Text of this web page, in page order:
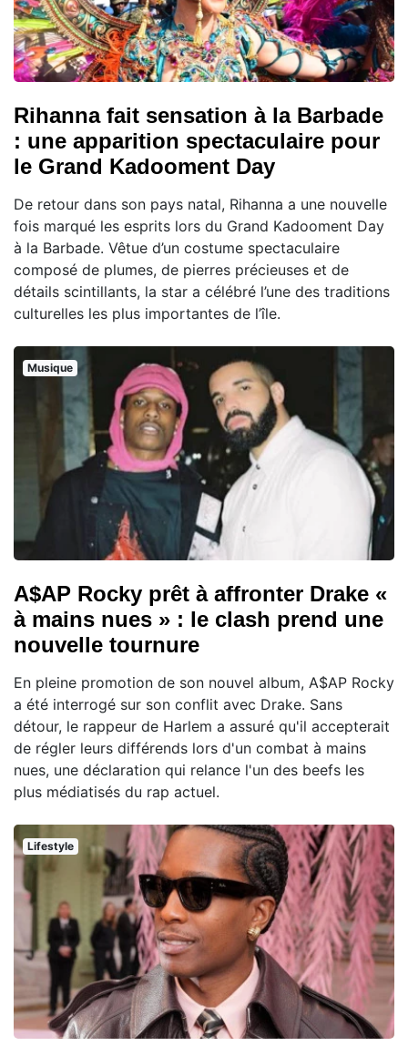
Rihanna fait sensation à la Barbade
: une apparition spectaculaire pour
le Grand Kadooment Day
De retour dans son pays natal, Rihanna a une nouvelle
fois marqué les esprits lors du Grand Kadooment Day
à la Barbade. Vêtue d’un costume spectaculaire
composé de plumes, de pierres précieuses et de
détails scintillants, la star a célébré l’une des traditions
culturelles les plus importantes de l’île.
Musique
A$AP Rocky prêt à affronter Drake «
à mains nues » : le clash prend une
nouvelle tournure
En pleine promotion de son nouvel album, A$AP Rocky
a été interrogé sur son conflit avec Drake. Sans
détour, le rappeur de Harlem a assuré qu'il accepterait
de régler leurs différends lors d'un combat à mains
nues, une déclaration qui relance l'un des beefs les
plus médiatisés du rap actuel.
Lifestyle